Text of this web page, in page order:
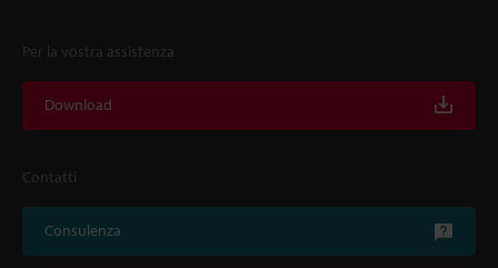
Per la vostra assistenza
Download
Contatti
Consulenza